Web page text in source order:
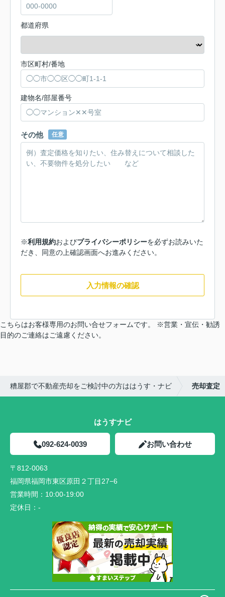
都道府県
市区町村/番地
建物名/部屋番号
その他 任意
※利用規約およびプライバシーポリシーを必ずお読みいた
だき、同意の上確認画面へお進みください。
入力情報の確認
こちらはお客様専用のお問い合せフォームです。 ※営業・宣伝・勧誘
目的のご連絡はご遠慮ください。
糟屋郡で不動産売却をご検討中の方ははうす・ナビ 売却査定
はうすナビ
092-624-0039 お問い合わせ
〒812-0063
福岡県福岡市東区原田２丁目27−6
営業時間： 10:00-19:00
定休日： -